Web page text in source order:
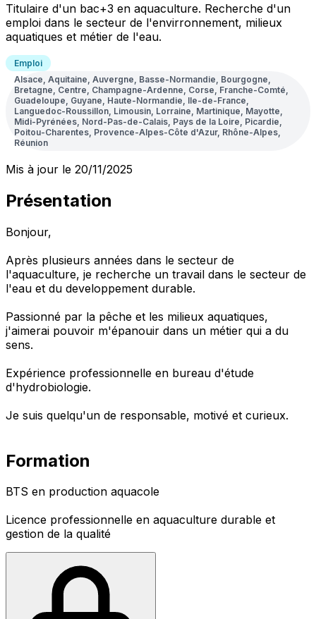
Titulaire d'un bac+3 en aquaculture. Recherche d'un
emploi dans le secteur de l'envirronnement, milieux
aquatiques et métier de l'eau.
Emploi
Alsace, Aquitaine, Auvergne, Basse-Normandie, Bourgogne,
Bretagne, Centre, Champagne-Ardenne, Corse, Franche-Comté,
Guadeloupe, Guyane, Haute-Normandie, Ile-de-France,
Languedoc-Roussillon, Limousin, Lorraine, Martinique, Mayotte,
Midi-Pyrénées, Nord-Pas-de-Calais, Pays de la Loire, Picardie,
Poitou-Charentes, Provence-Alpes-Côte d'Azur, Rhône-Alpes,
Réunion
Mis à jour le 20/11/2025
Présentation
Bonjour,
Après plusieurs années dans le secteur de
l'aquaculture, je recherche un travail dans le secteur de
l'eau et du developpement durable.
Passionné par la pêche et les milieux aquatiques,
j'aimerai pouvoir m'épanouir dans un métier qui a du
sens.
Expérience professionnelle en bureau d'étude
d'hydrobiologie.
Je suis quelqu'un de responsable, motivé et curieux.
Formation
BTS en production aquacole
Licence professionnelle en aquaculture durable et
gestion de la qualité